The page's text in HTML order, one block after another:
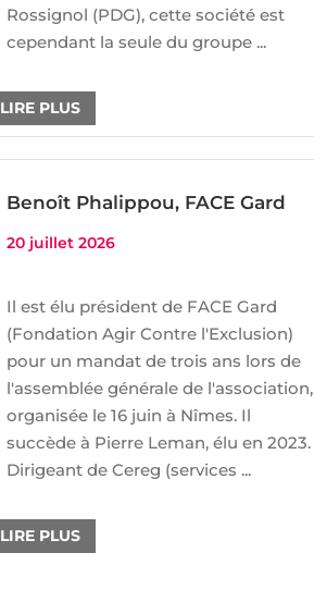
Rossignol (PDG), cette société est
cependant la seule du groupe ...
LIRE PLUS
Benoît Phalippou, FACE Gard
20 juillet 2026
Il est élu président de FACE Gard
(Fondation Agir Contre l'Exclusion)
pour un mandat de trois ans lors de
l'assemblée générale de l'association,
organisée le 16 juin à Nîmes. Il
succède à Pierre Leman, élu en 2023.
Dirigeant de Cereg (services ...
LIRE PLUS